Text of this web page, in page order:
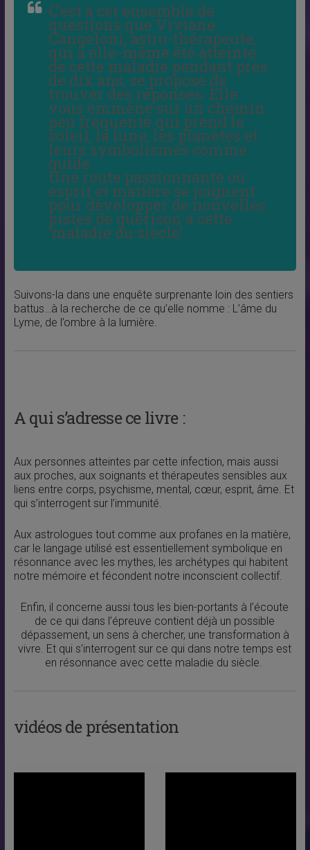
C’est à cet ensemble de
questions que Viviane
Cangeloni, astro-thérapeute,
qui a elle-même été atteinte
de cette maladie pendant près
de dix ans, se propose de
trouver des réponses. Elle
vous emmène sur un chemin
peu fréquenté qui prend le
soleil, la lune, les planètes et
leurs symbolismes comme
guide.
Une route passionnante où
esprit et matière se joignent
pour développer de nouvelles
pistes de guérison à cette
‘maladie du siècle’.
Suivons-la dans une enquête surprenante loin des sentiers
battus…à la recherche de ce qu’elle nomme : L’âme du
Lyme, de l’ombre à la lumière.
A qui s’adresse ce livre :
Aux personnes atteintes par cette infection, mais aussi
aux proches, aux soignants et thérapeutes sensibles aux
liens entre corps, psychisme, mental, cœur, esprit, âme. Et
qui s’interrogent sur l’immunité.
Aux astrologues tout comme aux profanes en la matière,
car le langage utilisé est essentiellement symbolique en
résonnance avec les mythes, les archétypes qui habitent
notre mémoire et fécondent notre inconscient collectif.
Enfin, il concerne aussi tous les bien-portants à l’écoute
de ce qui dans l’épreuve contient déjà un possible
dépassement, un sens à chercher, une transformation à
vivre. Et qui s’interrogent sur ce qui dans notre temps est
en résonnance avec cette maladie du siècle.
vidéos de présentation